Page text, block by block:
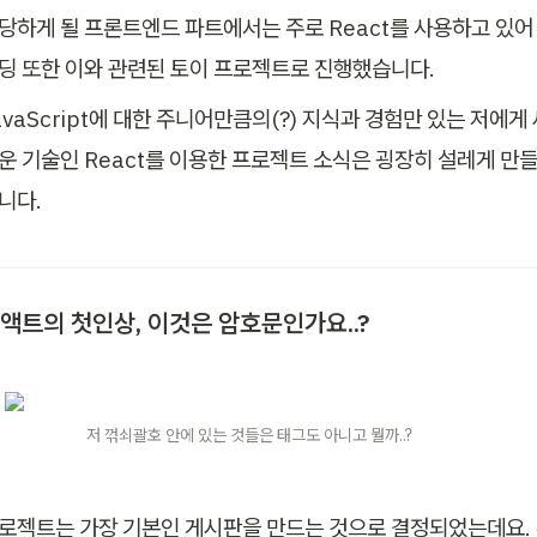
하게 될 프론트엔드 파트에서는 주로 React를 사용하고 있
또한 이와 관련된 토이 프로젝트로 진행했습니다.
에 대한 주니어만큼의(?) 지식과 경험만 있는 저에게
기술인 React를 이용한 프로젝트 소식은 굉장히 설레게 만
다.
트의 첫인상, 이것은 암호문인가요..?
                      저 꺾쇠괄호 안에 있는 것들은 태그도 아니고 뭘까..?
젝트는 가장 기본인 게시판을 만드는 것으로 결정되었는데요.